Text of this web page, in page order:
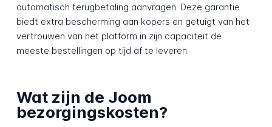
automatisch terugbetaling aanvragen. Deze garantie
biedt extra bescherming aan kopers en getuigt van het
vertrouwen van het platform in zijn capaciteit de
meeste bestellingen op tijd af te leveren.
Wat zijn de Joom
bezorgingskosten?